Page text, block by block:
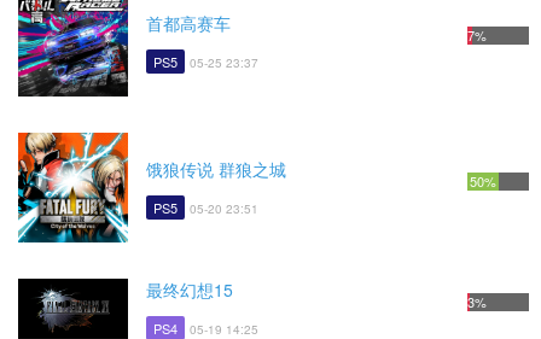
首都高赛车
PS5 05-25 23:37
7%
饿狼传说 群狼之城
PS5 05-20 23:51
50%
最终幻想15
PS4 05-19 14:25
3%